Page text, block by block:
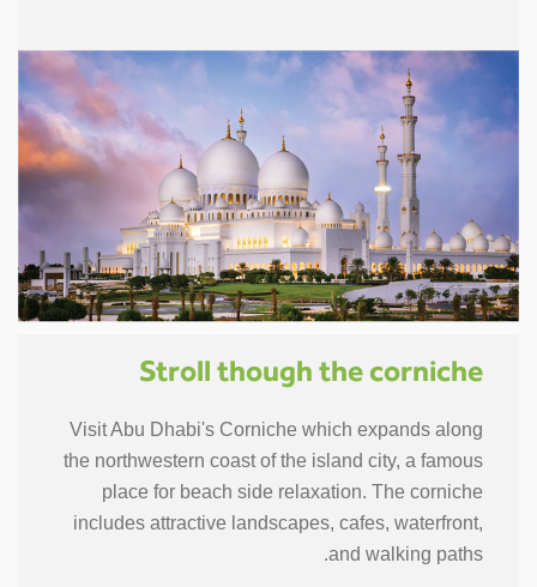
Stroll though the corniche
Visit Abu Dhabi's Corniche which expands along
the northwestern coast of the island city, a famous
place for beach side relaxation. The corniche
includes attractive landscapes, cafes, waterfront,
and walking paths.